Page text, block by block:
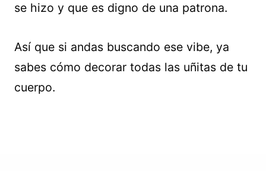
se hizo y que es digno de una patrona.
Así que si andas buscando ese vibe, ya
sabes cómo decorar todas las uñitas de tu
cuerpo.